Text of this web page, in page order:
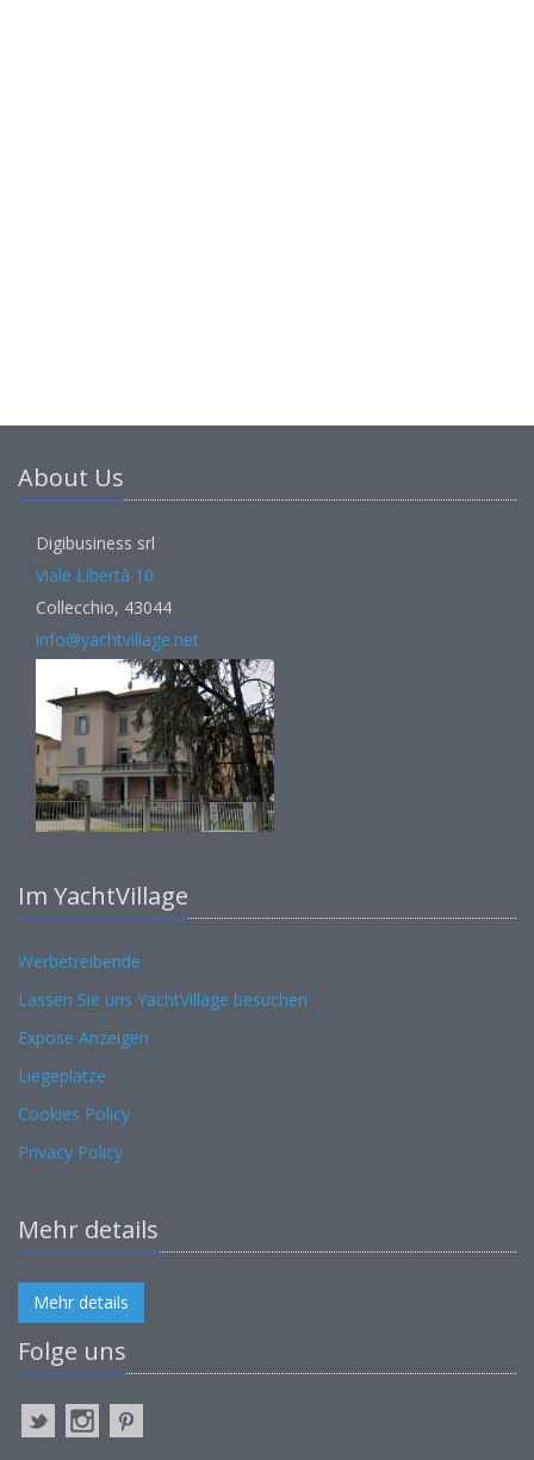
About Us
Digibusiness srl
Viale Libertà 10
Collecchio, 43044
info@yachtvillage.net
Im YachtVillage
Werbetreibende
Lassen Sie uns YachtVillage besuchen
Expose Anzeigen
Liegeplätze
Cookies Policy
Privacy Policy
Mehr details
Mehr details
Folge uns